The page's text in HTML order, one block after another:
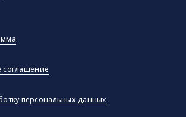
соглашение
персональных данных